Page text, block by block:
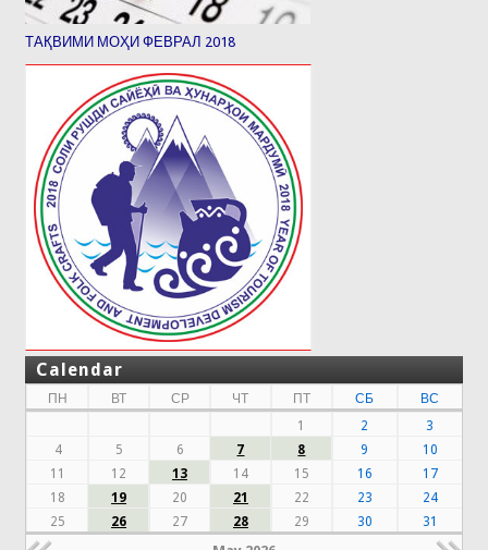
ТАҚВИМИ МОҲИ ФЕВРАЛ 2018
Calendar
ПН ВТ СР ЧТ ПТ СБ
ВС
1
2
3
4
5 6 7 8 9
10
11
12 13 14 15 16
17
18
19 20 21 22 23
24
25
26 27 28 29 30 31